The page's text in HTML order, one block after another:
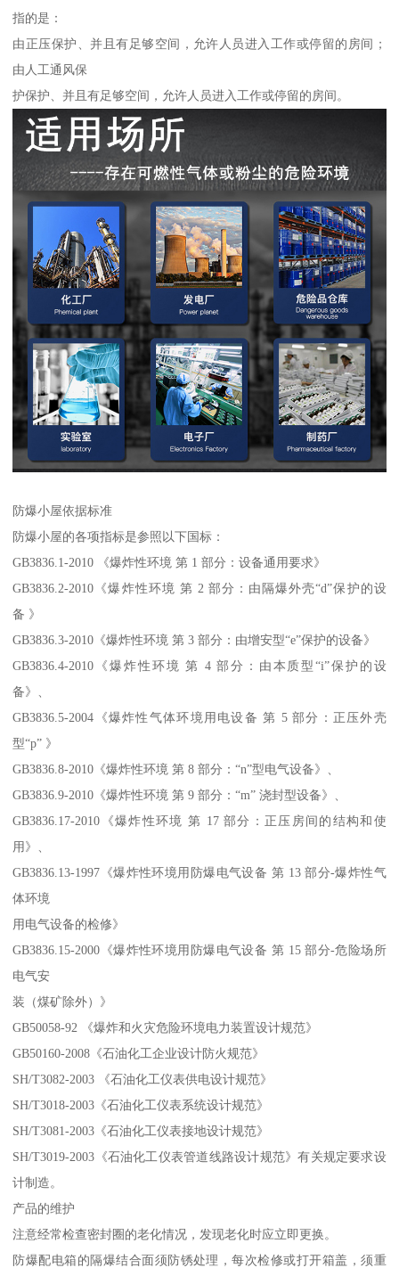
指的是：
由正压保护、并且有足够空间，允许人员进入工作或停留的房间；
由人工通风保
护保护、并且有足够空间，允许人员进入工作或停留的房间。
防爆小屋依据标准
防爆小屋的各项指标是参照以下国标：
GB3836.1-2010 《爆炸性环境 第 1 部分：设备通用要求》
GB3836.2-2010《爆炸性环境 第 2 部分：由隔爆外壳“d”保护的设
备 》
GB3836.3-2010《爆炸性环境 第 3 部分：由增安型“e”保护的设备》
GB3836.4-2010《爆炸性环境 第 4 部分：由本质型“i”保护的设
备》、
GB3836.5-2004《爆炸性气体环境用电设备 第 5 部分：正压外壳
型“p” 》
GB3836.8-2010《爆炸性环境 第 8 部分：“n”型电气设备》、
GB3836.9-2010《爆炸性环境 第 9 部分：“m” 浇封型设备》、
GB3836.17-2010《爆炸性环境 第 17 部分：正压房间的结构和使
用》、
GB3836.13-1997《爆炸性环境用防爆电气设备 第 13 部分-爆炸性气
体环境
用电气设备的检修》
GB3836.15-2000《爆炸性环境用防爆电气设备 第 15 部分-危险场所
电气安
装（煤矿除外）》
GB50058-92 《爆炸和火灾危险环境电力装置设计规范》
GB50160-2008《石油化工企业设计防火规范》
SH/T3082-2003 《石油化工仪表供电设计规范》
SH/T3018-2003《石油化工仪表系统设计规范》
SH/T3081-2003《石油化工仪表接地设计规范》
SH/T3019-2003《石油化工仪表管道线路设计规范》有关规定要求设
计制造。
产品的维护
注意经常检查密封圈的老化情况，发现老化时应立即更换。
防爆配电箱的隔爆结合面须防锈处理，每次检修或打开箱盖，须重